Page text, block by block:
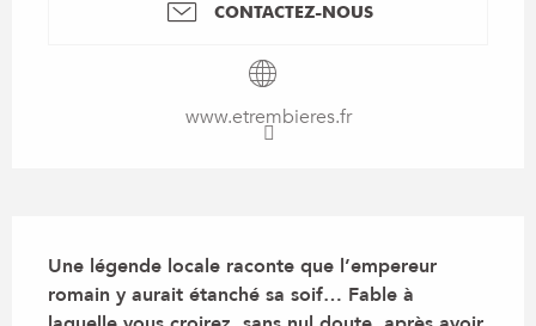
CONTACTEZ-NOUS
www.etrembieres.fr
Une légende locale raconte que l’empereur
romain y aurait étanché sa soif… Fable à